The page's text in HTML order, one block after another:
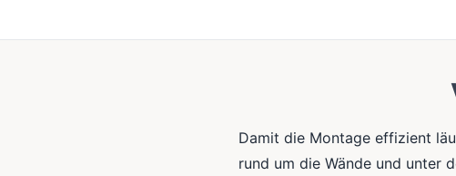
Damit die Montage effizient
rund um die Wände und unter